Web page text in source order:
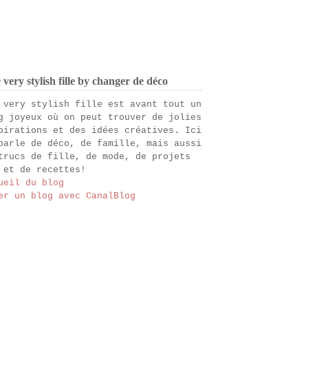
very stylish fille by changer de déco
very stylish fille est avant tout un
joyeux où on peut trouver de jolies
et des idées créatives. Ici
de déco, de famille, mais aussi
de fille, de mode, de projets
et de recettes!
du blog
un blog avec CanalBlog